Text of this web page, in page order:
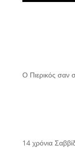
Ο Πιερικός σαν
14 χρόνια